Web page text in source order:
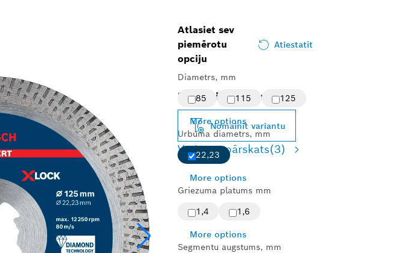
Atlasiet sev
piemērotu
opciju
Atiestatīt
Diametrs, mm
85
115 125
More options
Urbuma diametrs, mm
22,23
More options
Griezuma platums mm
1,4
1,6
More options
Segmentu augstums, mm
Izvēlētais variants
Nomainīt variantu
Variantu pārskats(3)